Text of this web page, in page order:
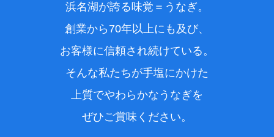
浜名湖が誇る味覚＝うなぎ。
創業から70年以上にも及び、
お客様に信頼され続けている。
そんな私たちが手塩にかけた
上質でやわらかなうなぎを
ぜひご賞味ください。